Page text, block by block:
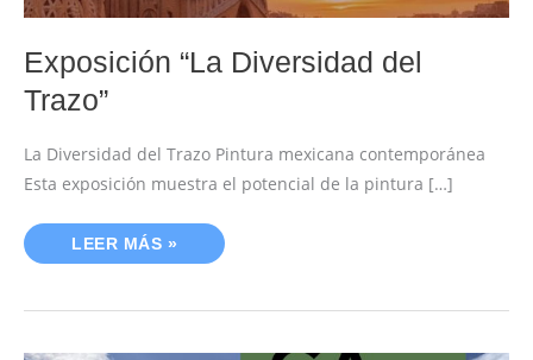
Exposición “La Diversidad del
Trazo”
La Diversidad del Trazo Pintura mexicana contemporánea
Esta exposición muestra el potencial de la pintura […]
LEER MÁS »